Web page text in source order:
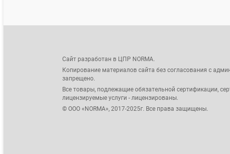
Сайт разработан в ЦПР NORMA.
Копирование материалов сайта без согласования с
запрещено.
Все товары, подлежащие обязательной сертификации,
лицензируемые услуги - лицензированы.
© ООО «NORMA», 2017-2025г. Все права защищены.